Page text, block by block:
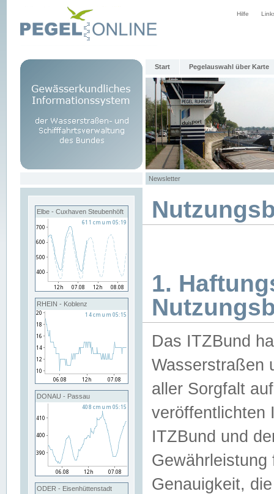
Hilfe
Start Pegelauswahl über Karte
Newsletter
Elbe - Cuxhaven Steubenhöft
RHEIN - Koblenz
DONAU - Passau
ODER - Eisenhüttenstadt
1.
Das ITZBund
Wasserstraßen
aller Sorgfalt
veröffentlichten
ITZBund und
Genauigkeit,